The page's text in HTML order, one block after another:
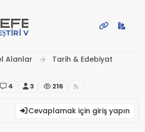
VE PAYLAŞIM PLATFORMU
Alanlar Tarih & Edebiyat
4 3 216
Cevaplamak için giriş yapın